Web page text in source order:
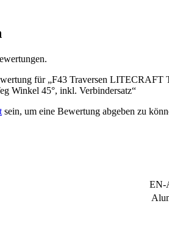
für „F43 Traversen LITECRAFT
Winkel 45°, inkl. Verbindersatz“
sein, um eine Bewertung abgeben zu
EN-